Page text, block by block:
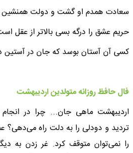
سعادت همدم او گشت و دولت همنشین
حریم عشق را درگه بسی بالاتر از عقل
کسی آن آستان بوسد که جان در آستین
فال حافظ روزانه متولدین اردیبهشت
اردیبهشت ماهی جان... چرا در
تردید و دودلی را به دلت راه می‌دهی؟
را نمی‌توان متوقف کرد. غر زدن به